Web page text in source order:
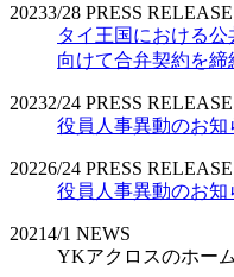
20233/28 PRESS RELEASE
タイ王国における
向けて合弁契約を締
20232/24 PRESS RELEASE
役員人事異動のお知
20226/24 PRESS RELEASE
役員人事異動のお知
20214/1 NEWS
YKアクロスのホー